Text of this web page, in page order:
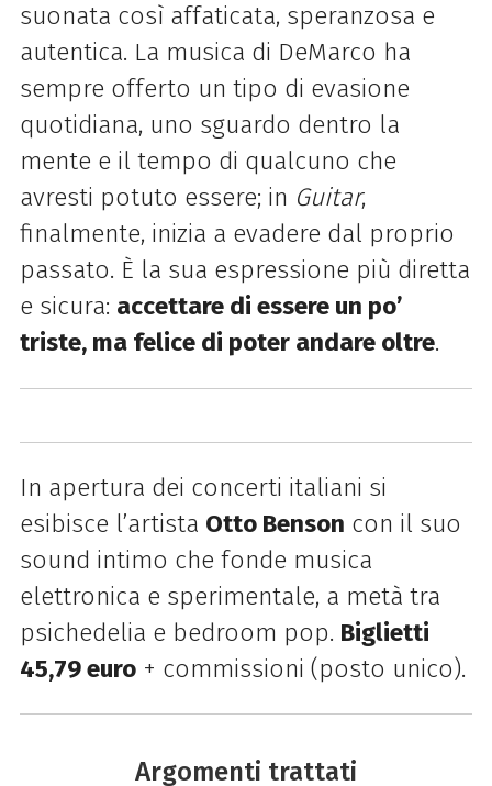
suonata così affaticata, speranzosa e
autentica. La musica di DeMarco ha
sempre offerto un tipo di evasione
quotidiana, uno sguardo dentro la
mente e il tempo di qualcuno che
avresti potuto essere; in Guitar,
finalmente, inizia a evadere dal proprio
passato. È la sua espressione più diretta
e sicura: accettare di essere un po’
triste, ma felice di poter andare oltre.
In apertura dei concerti italiani si
esibisce l’artista Otto Benson con il suo
sound intimo che fonde musica
elettronica e sperimentale, a metà tra
psichedelia e bedroom pop. Biglietti
45,79 euro+ commissioni (posto unico).
Argomenti trattati